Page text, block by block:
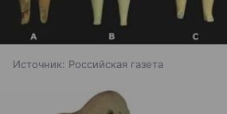
Источник: Российская газета